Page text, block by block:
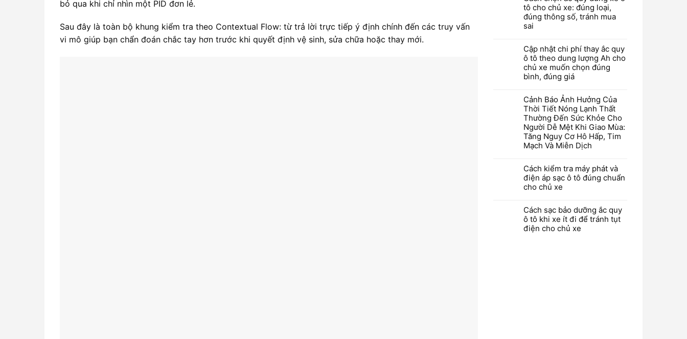
bỏ qua khi chỉ nhìn một PID đơn lẻ.
Sau đây là toàn bộ khung kiểm tra theo Contextual Flow: từ trả lời trực tiếp ý định chính đến các truy vấn
vi mô giúp bạn chẩn đoán chắc tay hơn trước khi quyết định vệ sinh, sửa chữa hoặc thay mới.
tô cho chủ xe: đúng loại,
đúng thông số, tránh mua
sai
Cập nhật chi phí thay ắc quy
ô tô theo dung lượng Ah cho
chủ xe muốn chọn đúng
bình, đúng giá
Cảnh Báo Ảnh Hưởng Của
Thời Tiết Nóng Lạnh Thất
Thường Đến Sức Khỏe Cho
Người Dễ Mệt Khi Giao Mùa:
Tăng Nguy Cơ Hô Hấp, Tim
Mạch Và Miễn Dịch
Cách kiểm tra máy phát và
điện áp sạc ô tô đúng chuẩn
cho chủ xe
Cách sạc bảo dưỡng ắc quy
ô tô khi xe ít đi để tránh tụt
điện cho chủ xe